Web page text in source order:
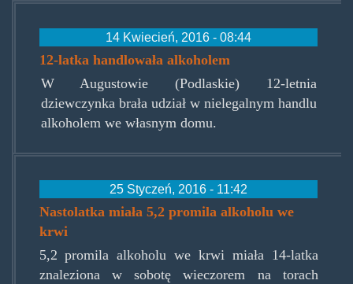
14 Kwiecień, 2016 - 08:44
12-latka handlowała alkoholem
W Augustowie (Podlaskie) 12-letnia
dziewczynka brała udział w nielegalnym handlu
alkoholem we własnym domu.
25 Styczeń, 2016 - 11:42
Nastolatka miała 5,2 promila alkoholu we
krwi
5,2 promila alkoholu we krwi miała 14-latka
znaleziona w sobotę wieczorem na torach